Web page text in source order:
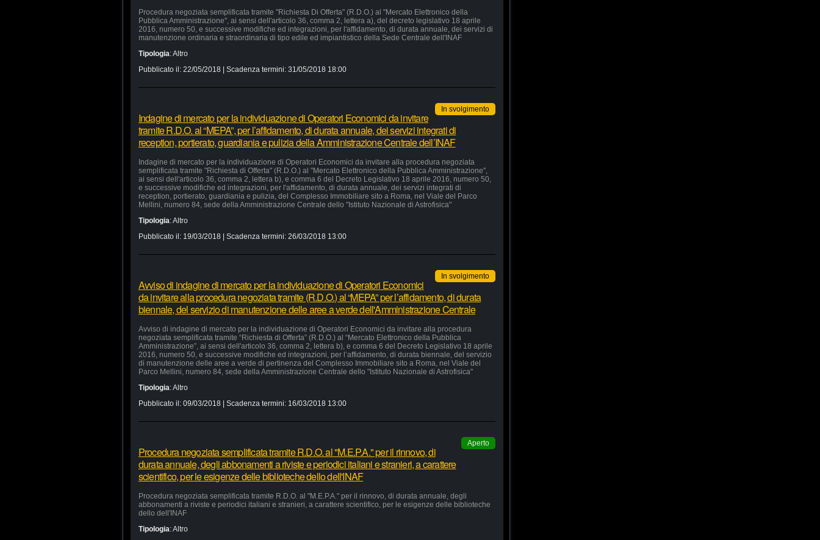
Procedura negoziata semplificata tramite "Richiesta Di Offerta" (R.D.O.) al "Mercato Elettronico della
Pubblica Amministrazione", ai sensi dell'articolo 36, comma 2, lettera a), del decreto legislativo 18 aprile
2016, numero 50, e successive modifiche ed integrazioni, per l'affidamento, di durata annuale, dei servizi di
manutenzione ordinaria e straordinaria di tipo edile ed impiantistico della Sede Centrale dell'INAF
Tipologia:Altro
Pubblicato il: 22/05/2018 | Scadenza termini: 31/05/2018 18:00
In svolgimento
Indagine di mercato per la individuazione di Operatori Economici da invitare
tramite R.D.O. al “MEPA”, per l’affidamento, di durata annuale, dei servizi integrati di
reception, portierato, guardiania e pulizia della Amministrazione Centrale dell’INAF
Indagine di mercato per la individuazione di Operatori Economici da invitare alla procedura negoziata
semplificata tramite "Richiesta di Offerta" (R.D.O.) al "Mercato Elettronico della Pubblica Amministrazione",
ai sensi dell'articolo 36, comma 2, lettera b), e comma 6 del Decreto Legislativo 18 aprile 2016, numero 50,
e successive modifiche ed integrazioni, per l'affidamento, di durata annuale, dei servizi integrati di
reception, portierato, guardiania e pulizia, del Complesso Immobiliare sito a Roma, nel Viale del Parco
Mellini, numero 84, sede della Amministrazione Centrale dello "Istituto Nazionale di Astrofisica"
Tipologia:Altro
Pubblicato il: 19/03/2018 | Scadenza termini: 26/03/2018 13:00
In svolgimento
Avviso di indagine di mercato per la individuazione di Operatori Economici
da invitare alla procedura negoziata tramite (R.D.O.) al “MEPA” per l’affidamento, di durata
biennale, del servizio di manutenzione delle aree a verde dell'Amministrazione Centrale
Avviso di indagine di mercato per la individuazione di Operatori Economici da invitare alla procedura
negoziata semplificata tramite “Richiesta di Offerta” (R.D.O.) al “Mercato Elettronico della Pubblica
Amministrazione”, ai sensi dell'articolo 36, comma 2, lettera b), e comma 6 del Decreto Legislativo 18 aprile
2016, numero 50, e successive modifiche ed integrazioni, per l’affidamento, di durata biennale, del servizio
di manutenzione delle aree a verde di pertinenza del Complesso Immobiliare sito a Roma, nel Viale del
Parco Mellini, numero 84, sede della Amministrazione Centrale dello "Istituto Nazionale di Astrofisica"
Tipologia:Altro
Pubblicato il: 09/03/2018 | Scadenza termini: 16/03/2018 13:00
Aperto
Procedura negoziata semplificata tramite R.D.O. al "M.E.P.A." per il rinnovo, di
durata annuale, degli abbonamenti a riviste e periodici italiani e stranieri, a carattere
scientifico, per le esigenze delle biblioteche dello dell'INAF
Procedura negoziata semplificata tramite R.D.O. al "M.E.P.A." per il rinnovo, di durata annuale, degli
abbonamenti a riviste e periodici italiani e stranieri, a carattere scientifico, per le esigenze delle biblioteche
dello dell'INAF
Tipologia:Altro